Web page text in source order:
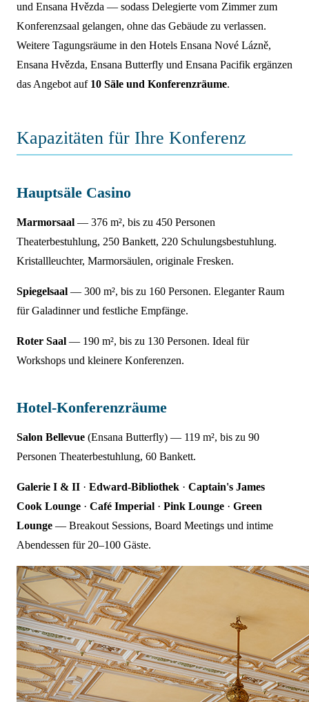
und Ensana Hvězda — sodass Delegierte vom Zimmer zum
Konferenzsaal gelangen, ohne das Gebäude zu verlassen.
Weitere Tagungsräume in den Hotels Ensana Nové Lázně,
Ensana Hvězda, Ensana Butterfly und Ensana Pacifik ergänzen
das Angebot auf 10 Säle und Konferenzräume.
Kapazitäten für Ihre Konferenz
Hauptsäle Casino
Marmorsaal — 376 m², bis zu 450 Personen
Theaterbestuhlung, 250 Bankett, 220 Schulungsbestuhlung.
Kristallleuchter, Marmorsäulen, originale Fresken.
Spiegelsaal — 300 m², bis zu 160 Personen. Eleganter Raum
für Galadinner und festliche Empfänge.
Roter Saal — 190 m², bis zu 130 Personen. Ideal für
Workshops und kleinere Konferenzen.
Hotel-Konferenzräume
Salon Bellevue (Ensana Butterfly) — 119 m², bis zu 90
Personen Theaterbestuhlung, 60 Bankett.
Galerie I & II · Edward-Bibliothek · Captain's James
Cook Lounge · Café Imperial · Pink Lounge · Green
Lounge — Breakout Sessions, Board Meetings und intime
Abendessen für 20–100 Gäste.